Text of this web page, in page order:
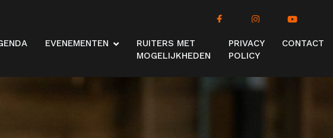
EVENEMENTEN
RUITERS MET
MOGELIJKHEDEN
PRIVACY
POLICY
CONTACT